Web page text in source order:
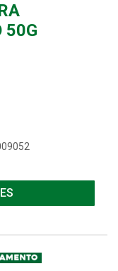
50G